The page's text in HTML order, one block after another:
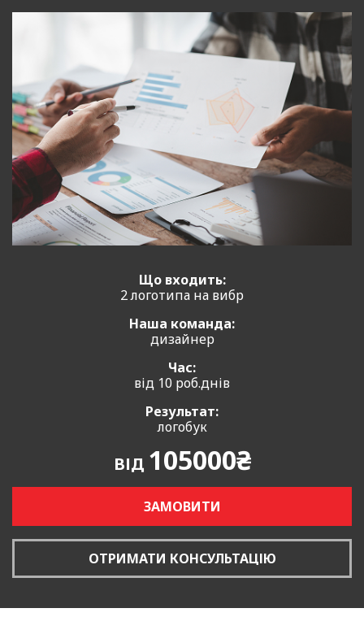
Що входить:
2 логотипа на вибр
Наша команда:
дизайнер
Час:
від 10 роб.днів
Результат:
логобук
ВІД 105000₴
ЗАМОВИТИ
ОТРИМАТИ КОНСУЛЬТАЦІЮ